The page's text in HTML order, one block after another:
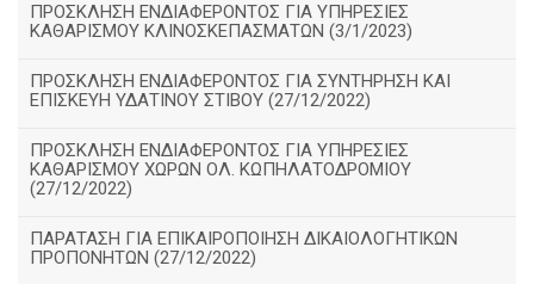
ΠΡΟΣΚΛΗΣΗ ΕΝΔΙΑΦΕΡΟΝΤΟΣ ΓΙΑ ΥΠΗΡΕΣΙΕΣ
ΚΑΘΑΡΙΣΜΟΥ ΚΛΙΝΟΣΚΕΠΑΣΜΑΤΩΝ (3/1/2023)
ΠΡΟΣΚΛΗΣΗ ΕΝΔΙΑΦΕΡΟΝΤΟΣ ΓΙΑ ΣΥΝΤΗΡΗΣΗ ΚΑΙ
ΕΠΙΣΚΕΥΗ ΥΔΑΤΙΝΟΥ ΣΤΙΒΟΥ (27/12/2022)
ΠΡΟΣΚΛΗΣΗ ΕΝΔΙΑΦΕΡΟΝΤΟΣ ΓΙΑ ΥΠΗΡΕΣΙΕΣ
ΚΑΘΑΡΙΣΜΟΥ ΧΩΡΩΝ ΟΛ. ΚΩΠΗΛΑΤΟΔΡΟΜΙΟΥ
(27/12/2022)
ΠΑΡΑΤΑΣΗ ΓΙΑ ΕΠΙΚΑΙΡΟΠΟΙΗΣΗ ΔΙΚΑΙΟΛΟΓΗΤΙΚΩΝ
ΠΡΟΠΟΝΗΤΩΝ (27/12/2022)